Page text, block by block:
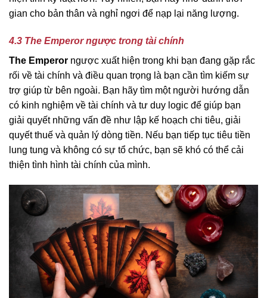
gian cho bản thân và nghỉ ngơi để nạp lại năng lượng.
4.3 The Emperor ngược trong tài chính
The Emperor ngược xuất hiện trong khi bạn đang gặp rắc
rối về tài chính và điều quan trọng là bạn cần tìm kiếm sự
trợ giúp từ bên ngoài. Bạn hãy tìm một người hướng dẫn
có kinh nghiệm về tài chính và tư duy logic để giúp bạn
giải quyết những vấn đề như lập kế hoạch chi tiêu, giải
quyết thuế và quản lý dòng tiền. Nếu bạn tiếp tục tiêu tiền
lung tung và không có sự tổ chức, bạn sẽ khó có thể cải
thiện tình hình tài chính của mình.